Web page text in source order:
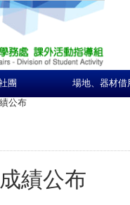
團 場地、器材借
公布
績公布